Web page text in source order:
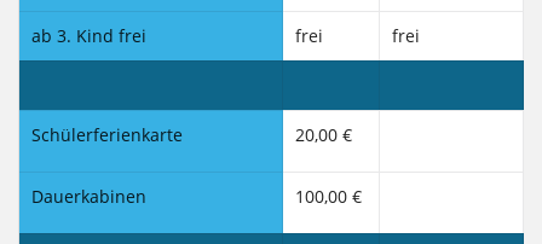
ab 3. Kind frei frei frei
Schülerferienkarte 20,00 €
Dauerkabinen 100,00 €